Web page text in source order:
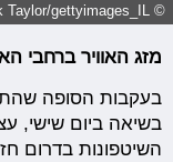
© Jack Taylor/gettyimages_IL
מזג האוויר ברחבי
בעקבות הסופה
בשיאה ביום שישי,
השיטפונות בדרום